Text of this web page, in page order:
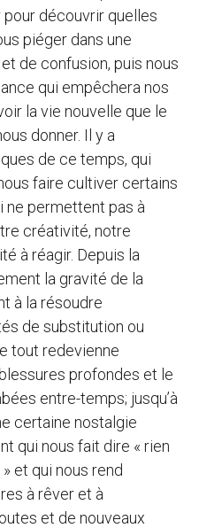
découvrir quelles
piéger dans une
de confusion, puis nous
qui empêchera nos
la vie nouvelle que le
donner. Il y a
de ce temps, qui
faire cultiver certains
permettent pas à
créativité, notre
à réagir. Depuis la
la gravité de la
à la résoudre
de substitution ou
tout redevienne
profondes et le
entre-temps; jusqu’à
certaine nostalgie
qui nous fait dire « rien
et qui nous rend
à rêver et à
et de nouveaux